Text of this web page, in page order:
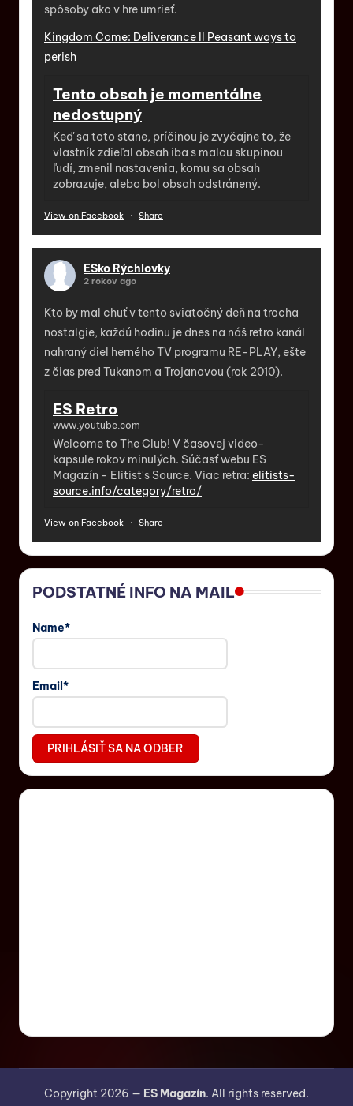
spôsoby ako v hre umrieť.
Kingdom Come: Deliverance II Peasant ways to
perish
Tento obsah je momentálne
nedostupný
Keď sa toto stane, príčinou je zvyčajne to, že
vlastník zdieľal obsah iba s malou skupinou
ľudí, zmenil nastavenia, komu sa obsah
zobrazuje, alebo bol obsah odstránený.
View on Facebook · Share
ESko Rýchlovky
2 rokov ago
Kto by mal chuť v tento sviatočný deň na trocha
nostalgie, každú hodinu je dnes na náš retro kanál
nahraný diel herného TV programu RE-PLAY, ešte
z čias pred Tukanom a Trojanovou (rok 2010).
ES Retro
www.youtube.com
Welcome to The Club! V časovej video-
kapsule rokov minulých. Súčasť webu ES
Magazín - Elitist's Source. Viac retra: elitists-
source.info/category/retro/
View on Facebook · Share
PODSTATNÉ INFO NA MAIL
Name*
Email*
Copyright 2026 — ES Magazín. All rights reserved.